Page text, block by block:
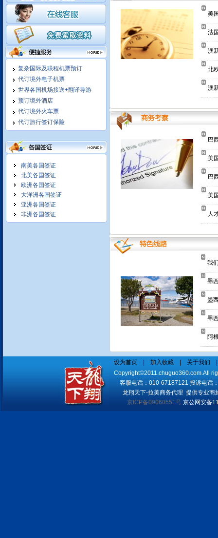
我们有成熟的酒店实时预定系
统，可以在线为您预定世界各大
城市酒店，随订随确认，信息涵
盖酒店的方方面面，可选择余地
大
依托民航系统实现国内地市一级
城市酒店均可实现在线预定，价
境外单独接待 满足客户特别需
求
我们竭诚为您服务:
城市酒店，随订随确认，信息涵
盖酒店的方方面面，可选择余地
依托民航系统实现国内地市一级
城市酒店均可实现在线预定，价
复杂国际及联程机票预订
代订境外电子机票
世界各国机场接送+翻译导游
预订境外酒店
代订境外火车票
代订旅行签订保险
南美各国签证
北美各国签证
欧洲各国签证
大洋洲各国签证
亚洲各国签证
非洲各国签证
1 2
美
法
澳
北
澳
巴
美
巴
美
人
1 2 3
我
墨
墨
墨
阿
设为首页| 加入收藏 关于我们
Copyright©2011.chuguo360.com.All
客服电话：010-67187121 投诉电话
龙翔天下-拉美商务代理 提供专业商
京ICP备09060551号京公网安备